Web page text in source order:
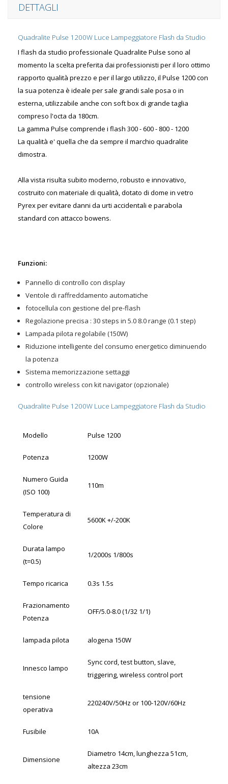
DETTAGLI
Quadralite Pulse 1200W Luce Lampeggiatore Flash da Studio
I flash da studio professionale Quadralite Pulse sono al
momento la scelta preferita dai professionisti per il loro ottimo
rapporto qualità prezzo e per il largo utilizzo, il Pulse 1200 con
la sua potenza è ideale per sale grandi sale posa o in
esterna, utilizzabile anche con soft box di grande taglia
compreso l'octa da 180cm.
La gamma Pulse comprende i flash 300 - 600 - 800 - 1200
La qualità e' quella che da sempre il marchio quadralite
dimostra.
Alla vista risulta subito moderno, robusto e innovativo,
costruito con materiale di qualità, dotato di dome in vetro
Pyrex per evitare danni da urti accidentali e parabola
standard con attacco bowens.
Funzioni:
Pannello di controllo con display
Ventole di raffreddamento automatiche
fotocellula con gestione del pre-flash
Regolazione precisa : 30 steps in 5.0 8.0 range (0.1 step)
Lampada pilota regolabile (150W)
Riduzione intelligente del consumo energetico diminuendo
la potenza
Sistema memorizzazione settaggi
controllo wireless con kit navigator (opzionale)
Quadralite Pulse 1200W Luce Lampeggiatore Flash da Studio
Modello Pulse 1200
Potenza 1200W
Numero Guida
(ISO 100)
110m
Temperatura di
Colore
5600K +/-200K
Durata lampo
(t=0.5)
1/2000s 1/800s
Tempo ricarica 0.3s 1.5s
Frazionamento
Potenza
OFF/5.0-8.0 (1/32 1/1)
lampada pilota alogena 150W
Innesco lampo
Sync cord, test button, slave,
triggering, wireless control port
tensione
operativa
220240V/50Hz or 100-120V/60Hz
Fusibile 10A
Dimensione
Diametro 14cm, lunghezza 51cm,
altezza 23cm